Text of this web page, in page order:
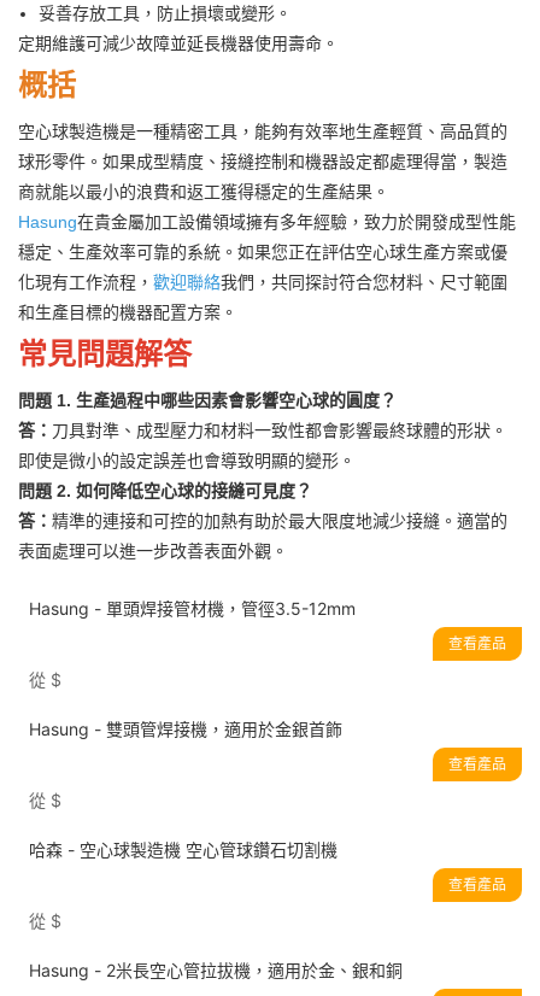
妥善存放工具，防止損壞或變形。
定期維護可減少故障並延長機器使用壽命。
概括
空心球製造機是一種精密工具，能夠有效率地生產輕質、高品質的
球形零件。如果成型精度、接縫控制和機器設定都處理得當，製造
商就能以最小的浪費和返工獲得穩定的生產結果。
Hasung在貴金屬加工設備領域擁有多年經驗，致力於開發成型性能
穩定、生產效率可靠的系統。如果您正在評估空心球生產方案或優
化現有工作流程， 歡迎聯絡我們，共同探討符合您材料、尺寸範圍
和生產目標的機器配置方案。
常見問題解答
問題 1. 生產過程中哪些因素會影響空心球的圓度？
答： 刀具對準、成型壓力和材料一致性都會影響最終球體的形狀。
即使是微小的設定誤差也會導致明顯的變形。
問題 2. 如何降低空心球的接縫可見度？
答： 精準的連接和可控的加熱有助於最大限度地減少接縫。適當的
表面處理可以進一步改善表面外觀。
Hasung - 單頭焊接管材機，管徑3.5-12mm
從 $
查看產品
Hasung - 雙頭管焊接機，適用於金銀首飾
從 $
查看產品
哈森 - 空心球製造機 空心管球鑽石切割機
從 $
查看產品
Hasung - 2米長空心管拉拔機，適用於金、銀和銅